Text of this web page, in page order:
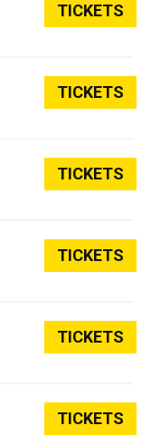
TICKETS
TICKETS
TICKETS
TICKETS
TICKETS
TICKETS